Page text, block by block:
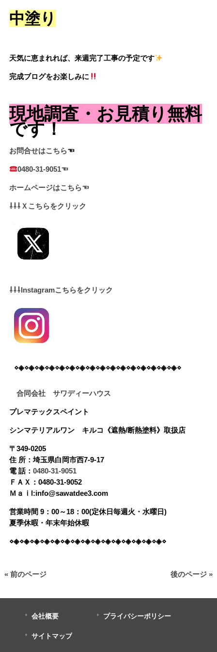
中塗り
天気に恵まれれば、来週完了工事の予定です
完成ブログをお楽しみに
現地調査・お見積り無料
です！
お問合せはこちら☜
0480-31-9051☜
ホームページはこちら☜
⇩⇩⇩Ｘこちらをクリック
⇩⇩⇩Instagramこちらをクリック
⋄◈⋄◈⋄◈⋄◈⋄◈⋄◈⋄◈⋄◈⋄◈⋄◈⋄◈⋄◈⋄◈⋄◈⋄◈⋄◈⋄
合同会社 サワディーハウス
プレマテックスペイント
シンマテリアルワン キルコ《遮熱/断熱塗料》 取扱店
〒349-0205
住 所：埼玉県白岡市西7-9-17
電 話： 0480-31-9051
ＦＡＸ：0480-31-9052
Ｍａｉl:info@sawatdee3.com
営業時間 9：00～18：00(定休日毎週火・水曜日)
夏季休暇・年末年始休暇
⋄◈⋄◈⋄◈⋄◈⋄◈⋄◈⋄◈⋄◈⋄◈⋄◈⋄◈⋄◈⋄◈⋄◈⋄◈⋄
« 前のページ 後のページ »
会社概要 プライバシーポリシー
サイトマップ